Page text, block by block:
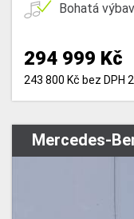
Bohatá
294 999 Kč
243 800 Kč bez DPH
Mercedes-